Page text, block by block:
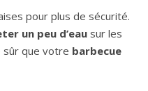
pour plus de sécurité.
un peu d’eau sur les
sûr que votre barbecue